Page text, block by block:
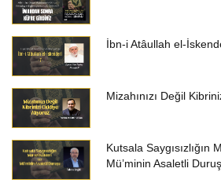
İbn-i Atâullah el-
Mizahınızı Değil
Kutsala Saygısızlığın
Mü’minin Asaletli